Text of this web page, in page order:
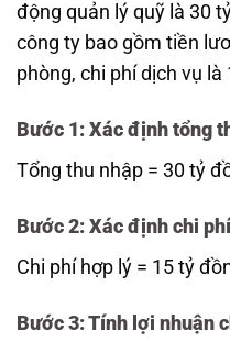
động quản lý quỹ là 30
công ty bao gồm tiền
phòng, chi phí dịch vụ là
Bước 1: Xác định tổng
Tổng thu nhập = 30 tỷ
Bước 2: Xác định chi
Chi phí hợp lý = 15 tỷ
Bước 3: Tính lợi nhuận